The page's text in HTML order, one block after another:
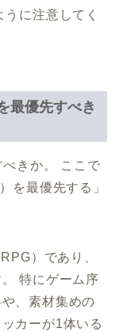
に注意してく
最優先すべき
きか。 ここで
を最優先する」
）であり、
特にゲーム序
、素材集めの
カーが1体いる